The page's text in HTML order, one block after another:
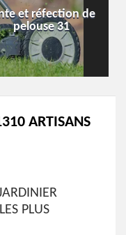
et réfection de
pelouse 31
ARTISANS
PLUS